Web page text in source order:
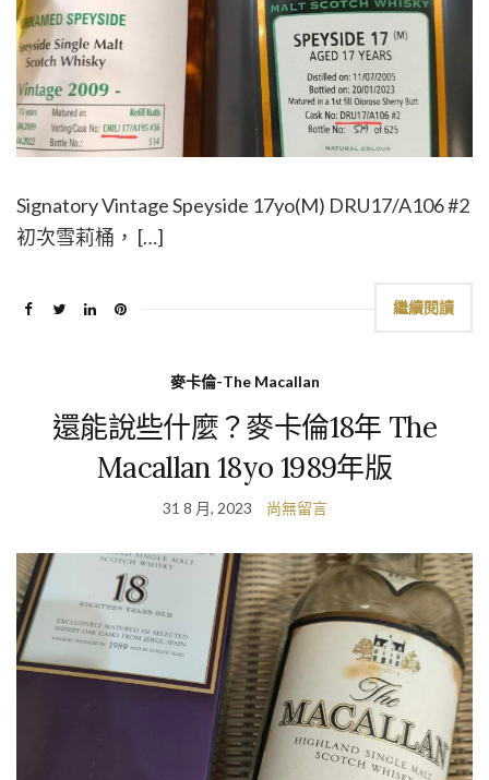
Signatory Vintage Speyside 17yo(M) DRU17/A106 #2
初次雪莉桶， […]
繼續閱讀
麥卡倫-The Macallan
還能說些什麼？麥卡倫18年 The
Macallan 18yo 1989年版
31 8 月, 2023 尚無留言